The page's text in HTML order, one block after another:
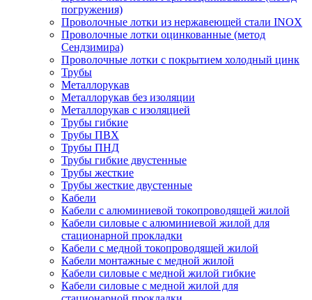
погружения)
Проволочные лотки из нержавеющей стали INOX
Проволочные лотки оцинкованные (метод
Сендзимира)
Проволочные лотки с покрытием холодный цинк
Трубы
Металлорукав
Металлорукав без изоляции
Металлорукав с изоляцией
Трубы гибкие
Трубы ПВХ
Трубы ПНД
Трубы гибкие двустенные
Трубы жесткие
Трубы жесткие двустенные
Кабели
Кабели с алюминиевой токопроводящей жилой
Кабели силовые с алюминиевой жилой для
стационарной прокладки
Кабели с медной токопроводящей жилой
Кабели монтажные с медной жилой
Кабели силовые с медной жилой гибкие
Кабели силовые с медной жилой для